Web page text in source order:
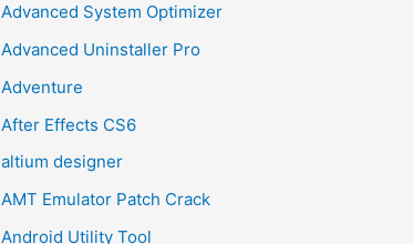
Advanced System Optimizer
Advanced Uninstaller Pro
Adventure
After Effects CS6
altium designer
AMT Emulator Patch Crack
Android Utility Tool